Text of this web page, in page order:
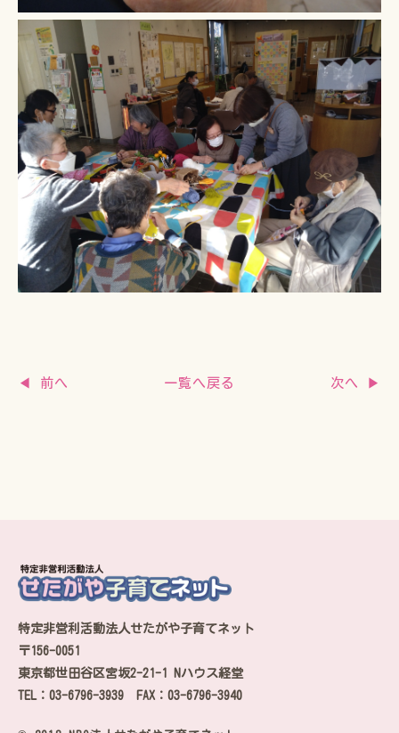
◀ 前へ 次へ ▶
一覧へ戻る
特定非営利活動法人せたがや子育てネット
〒156-0051
東京都世田谷区宮坂2-21-1 Nハウス経堂
TEL：03-6796-3939 FAX：03-6796-3940